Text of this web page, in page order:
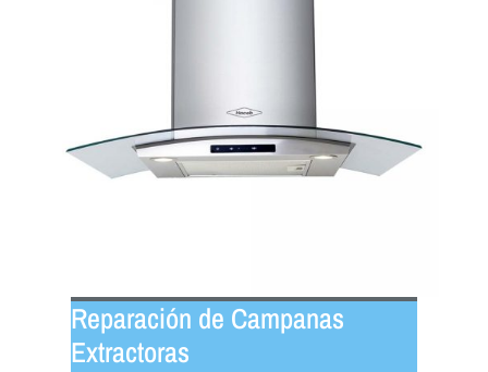
Reparación de Campanas
Extractoras